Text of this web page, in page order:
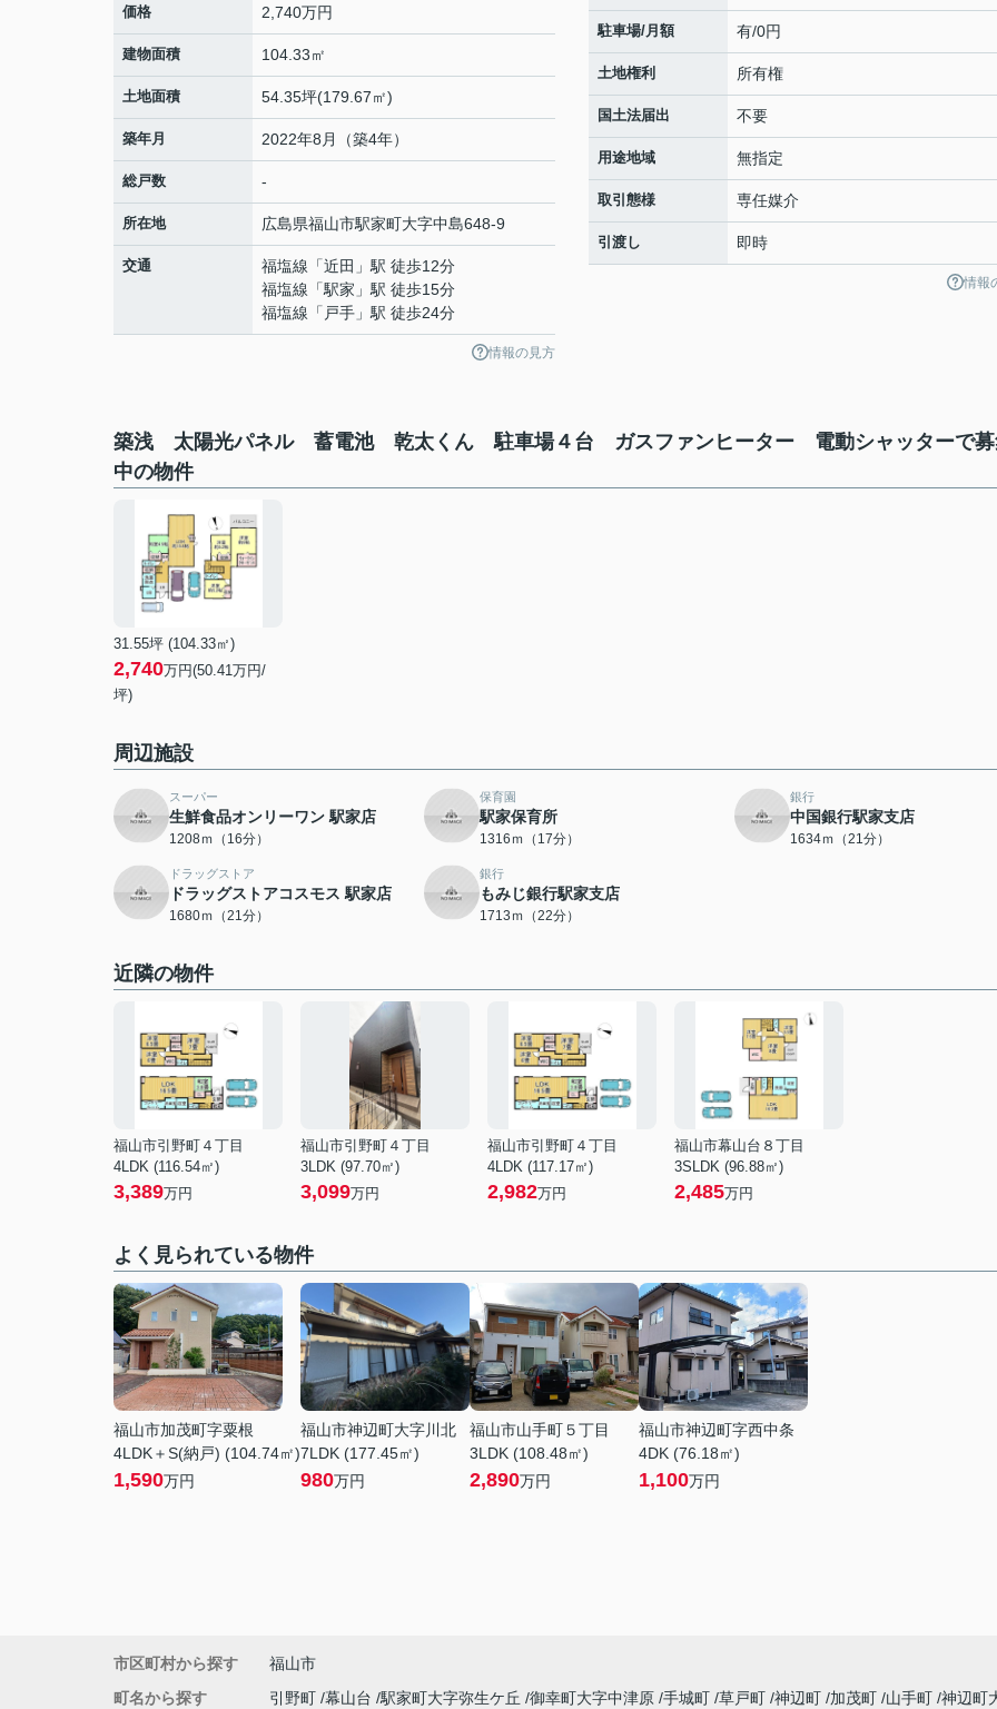
価格 2,740万円
建物面積 104.33㎡
土地面積 54.35坪(179.67㎡)
築年月 2022年8月（築4年）
総戸数 -
所在地 広島県福山市駅家町大字中島648-9
交通 福塩線 「近田 」駅 徒歩12分
福塩線 「駅家 」駅 徒歩15分
福塩線 「 戸手 」駅 徒歩24分
情報の見方
駐車場/月額 有/0円
土地権利 所有権
国土法届出 不要
用途地域 無指定
取引態様 専任媒介
引渡し 即時
情報
築浅 太陽光パネル 蓄電池 乾太くん 駐車場４台 ガスファンヒーター 電動シャッターで募
中の物件
31.55坪 (104.33㎡)
2,740万円(50.41万円/
坪)
周辺施設
スーパー
生鮮食品オンリーワン 駅家店
1208ｍ（16分）
保育園
駅家保育所
1316ｍ（17分）
銀行
中国銀行駅家支店
1634ｍ（21分）
ドラッグストア
ドラッグストアコスモス 駅家店
1680ｍ（21分）
銀行
もみじ銀行駅家支店
1713ｍ（22分）
近隣の物件
福山市引野町４丁目
4LDK (116.54㎡)
3,389万円
福山市引野町４丁目
3LDK (97.70㎡)
3,099万円
福山市引野町４丁目
4LDK (117.17㎡)
2,982万円
福山市幕山台８丁目
3SLDK (96.88㎡)
2,485万円
よく見られている物件
福山市加茂町字粟根
4LDK＋S(納戸) (104.74㎡)
1,590万円
福山市神辺町大字川北
7LDK (177.45㎡)
980万円
福山市山手町５丁目
3LDK (108.48㎡)
2,890万円
福山市神辺町字西中条
4DK (76.18㎡)
1,100万円
市区町村から探す
福山市
町名から探す
引野町 幕山台 駅家町大字弥生ケ丘 御幸町大字中津原 手城町 草戸町 神辺町 加茂町 山手町 神辺町